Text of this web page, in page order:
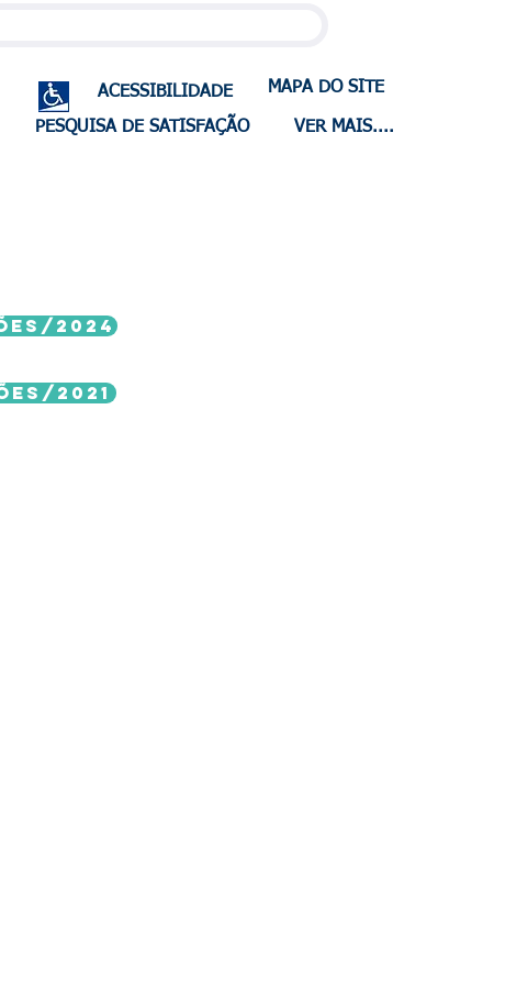
ACESSIBILIDADE MAPA DO SITE
PESQUISA DE SATISFAÇÃO VER MAIS....
2024
2021